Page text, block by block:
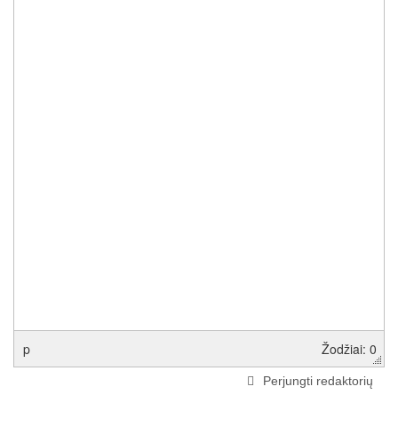
p Žodžiai: 0
Perjungti redaktorių